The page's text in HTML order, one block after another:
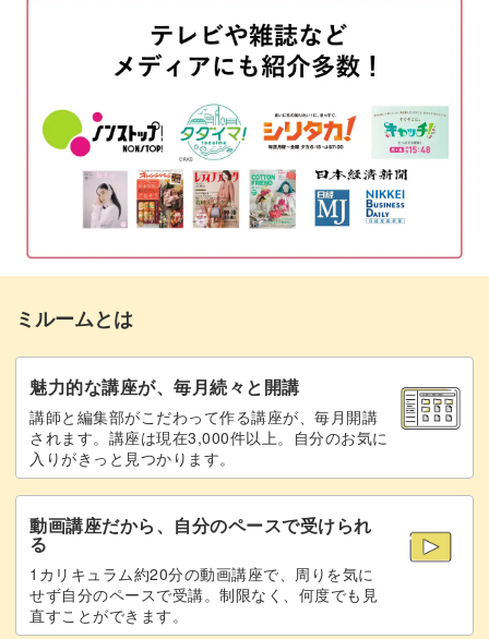
⑯「一品もの」を際立たせるまとめ方
⑰「差し込み型ポケット」のつくり方
⑱「窓付ポケット」のつくり方 15:28
おわりに
ミルームとは
魅力的な講座が、毎月続々と開講
講師と編集部がこだわって作る講座が、毎月開講
されます。講座は現在3,000件以上。自分のお気に
入りがきっと見つかります。
動画講座だから、自分のペースで受けられ
る
1カリキュラム約20分の動画講座で、周りを気に
せず自分のペースで受講。制限なく、何度でも見
直すことができます。